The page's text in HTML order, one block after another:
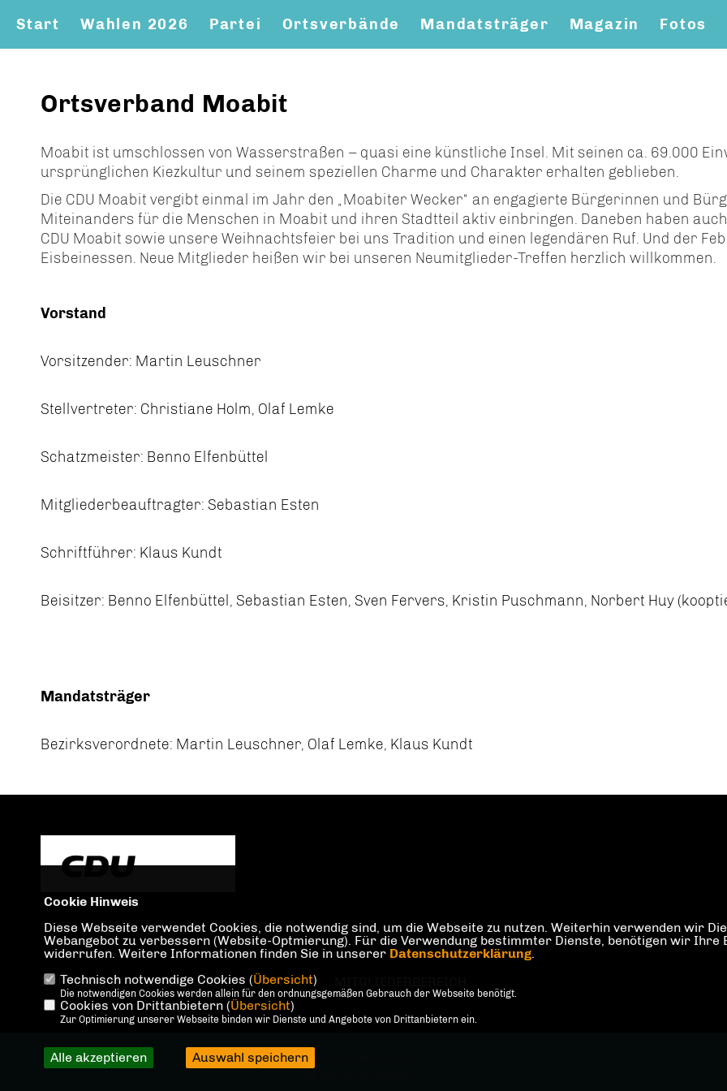
Start Wahlen 2026 Partei Ortsverbände Mandatsträger Magazin Fotos
Ortsverband Moabit
Moabit ist umschlossen von Wasserstraßen – quasi eine künstliche Insel. Mit seinen ca. 69.000
ursprünglichen Kiezkultur und seinem speziellen Charme und Charakter erhalten geblieben.
Die CDU Moabit vergibt einmal im Jahr den „Moabiter Wecker“ an engagierte Bürgerinnen und
Miteinanders für die Menschen in Moabit und ihren Stadtteil aktiv einbringen. Daneben haben
CDU Moabit sowie unsere Weihnachtsfeier bei uns Tradition und einen legendären Ruf. Und der
Eisbeinessen. Neue Mitglieder heißen wir bei unseren Neumitglieder-Treffen herzlich willkommen.
Vorstand
Vorsitzender: Martin Leuschner
Stellvertreter: Christiane Holm, Olaf Lemke
Schatzmeister: Benno Elfenbüttel
Mitgliederbeauftragter: Sebastian Esten
Schriftführer: Klaus Kundt
Beisitzer: Benno Elfenbüttel, Sebastian Esten, Sven Fervers, Kristin Puschmann, Norbert Huy
Mandatsträger
Bezirksverordnete: Martin Leuschner, Olaf Lemke, Klaus Kundt
Homepage des CDU Kreisverbandes Berlin
Mitte
IMPRESSUM DATENSCHUTZ KONTAKT
@2026 CDU Kreisverband Berlin-Mitte
Cookie Hinweis
Diese Webseite verwendet Cookies, die notwendig sind, um die Webseite zu nutzen. Weiterhin verwenden wir
Webangebot zu verbessern (Website-Optmierung). Für die Verwendung bestimmter Dienste, benötigen wir Ihre
widerrufen. Weitere Informationen finden Sie in unserer Datenschutzerklärung.
Technisch notwendige Cookies (Übersicht)
Die notwendigen Cookies werden allein für den ordnungsgemäßen Gebrauch der Webseite benötigt.
Cookies von Drittanbietern (Übersicht)
Zur Optimierung unserer Webseite binden wir Dienste und Angebote von Drittanbietern ein.
Alle akzeptieren Auswahl speichern